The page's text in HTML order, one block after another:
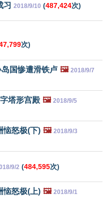
习 2018/9/10 (487,424次)
次)
国惨遭滑铁卢 🖼️ 2018/9/7
塔形宫殿 🖼️ 2018/9/5
恼怒极(下) 🖼️ 2018/9/3
9/2 (484,595次)
恼怒极(上) 🖼️ 2018/9/1